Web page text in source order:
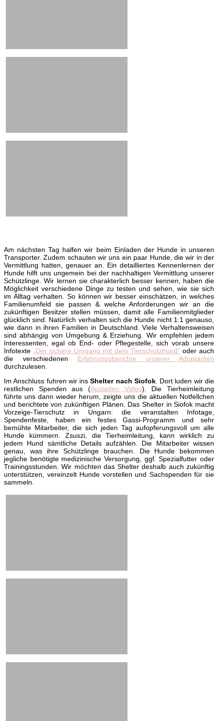
Am nächsten Tag halfen wir beim Einladen der Hunde in unseren
Transporter. Zudem schauten wir uns ein paar Hunde, die wir in der
Vermittlung hatten, genauer an. Ein detailliertes Kennenlernen der
Hunde hilft uns ungemein bei der nachhaltigen Vermittlung unserer
Schützlinge. Wir lernen sie charakterlich besser kennen, haben die
Möglichkeit verschiedene Dinge zu testen und sehen, wie sie sich
im Alltag verhalten. So können wir besser einschätzen, in welches
Familienumfeld sie passen & welche Anforderungen wir an die
zukünftigen Besitzer stellen müssen, damit alle Familienmitglieder
glücklich sind. Natürlich verhalten sich die Hunde nicht 1:1 genauso,
wie dann in ihren Familien in Deutschland. Viele Verhaltensweisen
sind abhängig von Umgebung & Erziehung. Wir empfehlen jedem
Interessenten, egal ob End- oder Pflegestelle, sich vorab unsere
Infotexte
„Der sichere Umgang mit dem Tierschutzhund“ oder auch
die verschiedenen Erfahrungsberichte unserer Adoptanten
durchzulesen.
Im Anschluss fuhren wir insShelter nach Siofok. Dort luden wir die
restlichen Spenden aus (Ausladen Video). Die Tierheimleitung
führte uns dann wieder herum, zeigte uns die aktuellen Notfellchen
und berichtete von zukünftigen Plänen. Das Shelter in Siofok macht
Vorzeige-Tierschutz in Ungarn: die veranstalten Infotage,
Spendenfeste, haben ein festes Gassi-Programm und sehr
bemühte Mitarbeiter, die sich jeden Tag aufopferungsvoll um alle
Hunde kümmern. Zsuszi, die Tierheimleitung, kann wirklich zu
jedem Hund sämtliche Details aufzählen. Die Mitarbeiter wissen
genau, was ihre Schützlinge brauchen. Die Hunde bekommen
jegliche benötigte medizinische Versorgung, ggf. Spezialfutter oder
Trainingsstunden. Wir möchten das Shelter deshalb auch zukünftig
unterstützen, vereinzelt Hunde vorstellen und Sachspenden für sie
sammeln.